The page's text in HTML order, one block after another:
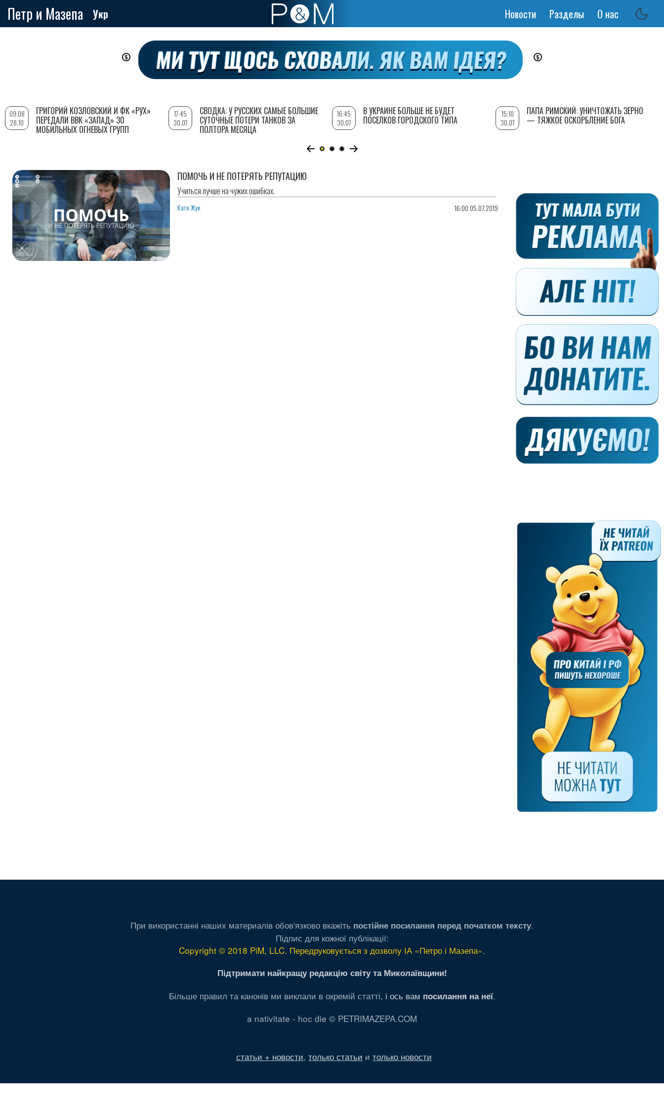
Петр и Мазепа Укр
Основная
Новости Разделы О нас
ПОМОЧЬ И НЕ ПОТЕРЯТЬ РЕПУТАЦИЮ
Учиться лучше на чужих ошибках.
Катя Жук 16:00 05.07.2019
09:08
28.10
ГРИГОРИЙ КОЗЛОВСКИЙ И ФК «РУХ»
ПЕРЕДАЛИ ВВК «ЗАПАД» 30
МОБИЛЬНЫХ ОГНЕВЫХ ГРУПП
17:45
30.07
СВОДКА: У РУССКИХ САМЫЕ БОЛЬШИЕ
СУТОЧНЫЕ ПОТЕРИ ТАНКОВ ЗА
ПОЛТОРА МЕСЯЦА
16:45
30.07
В УКРАИНЕ БОЛЬШЕ НЕ БУДЕТ
ПОСЕЛКОВ ГОРОДСКОГО ТИПА
15:10
30.07
ПАПА РИМСКИЙ: УНИЧТОЖАТЬ ЗЕРНО
— ТЯЖКОЕ ОСКОРБЛЕНИЕ БОГА
При використанні наших материалів обов'язково вкажіть постійне посилання перед початком тексту.
Підпис для кожної публікації:
Copyright © 2018 PiM, LLC. Передруковується з дозволу ІА «Петро і Мазепа».
Підтримати найкращу редакцію світу та Миколаївщини!
Більше правил та канонів ми виклали в окремій статті, і ось вам посилання на неї.
a nativitate - hoc die © PETRIMAZEPA.COM
статьи + новости, только статьи и только новости